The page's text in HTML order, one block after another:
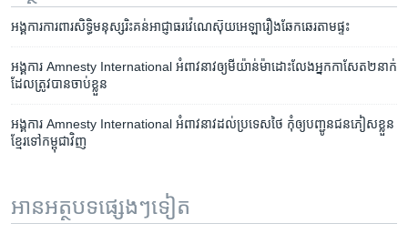
អង្គការ​ការពារ​សិទ្ធិ​មនុស្ស​រិះគន់​អាជ្ញាធរ​វ៉េណេស៊ុយអេឡា​រឿង​ឆែកឆេរ​តាម​ផ្ទះ
អង្គការ​ Amnesty International អំពាវនាវ​​ឲ្យ​មីយ៉ាន់ម៉ា​ដោះ​លែង​អ្នក​កាសែត​២​នាក់​
ដែល​ត្រូវ​បាន​ចាប់​ខ្លួន
អង្គការ Amnesty International អំពាវនាវ​ដល់​ប្រទេស​ថៃ កុំ​ឲ្យ​បញ្ជូន​ជន​ភៀសខ្លួន​
ខ្មែរ​ទៅ​កម្ពុជា​វិញ
អានអត្ថបទផ្សេងៗទៀត